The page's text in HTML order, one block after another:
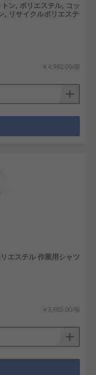
ン, ポリエステル, コッ
, リサイクルポリエステ
￥4,992.00/個
エステル 作業用シャツ
￥3,685.00/個